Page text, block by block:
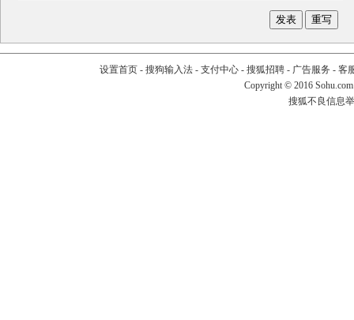
设置首页- 搜狗输入法- 支付中心- 搜狐招聘- 广告服务 - 客
Copyright © 2016
搜狐不良信息